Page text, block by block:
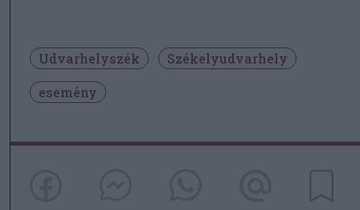
Udvarhelyszék
Székelyudvarhely
esemény